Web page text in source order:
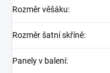
Rozměr věšáku:
Rozměr šatní skříně:
Panely v balení: